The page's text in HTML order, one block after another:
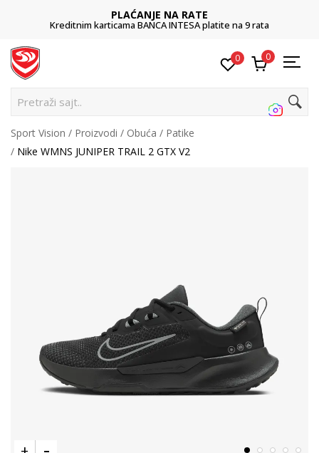
INTESA platite na 9 rata
0 0
Pretraži sajt...
Sport Vision Proizvodi Obuća
Patike
Nike WMNS JUNIPER TRAIL 2 GTX V2